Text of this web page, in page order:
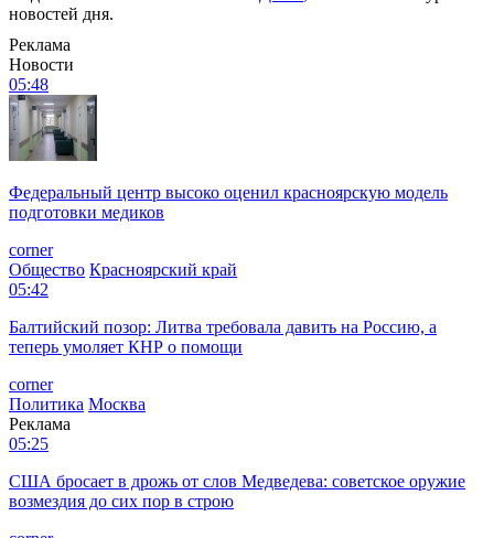
новостей дня.
Реклама
Новости
05:48
Федеральный центр высоко оценил красноярскую модель
подготовки медиков
corner
Общество Красноярский край
05:42
Балтийский позор: Литва требовала давить на Россию, а
теперь умоляет КНР о помощи
corner
Политика Москва
Реклама
05:25
США бросает в дрожь от слов Медведева: советское оружие
возмездия до сих пор в строю